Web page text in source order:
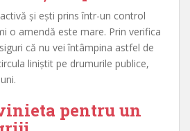
și ești prins într-un control
o amendă este mare. Prin verifica
că nu vei întâmpina astfel de
liniștit pe drumurile publice,
pentru un